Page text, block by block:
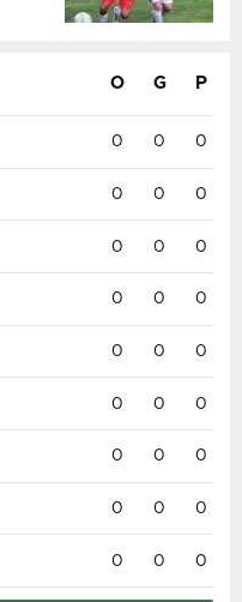
O G P
0 0 0
0 0 0
0 0 0
0 0 0
0 0 0
0 0 0
0 0 0
0 0 0
0 0 0